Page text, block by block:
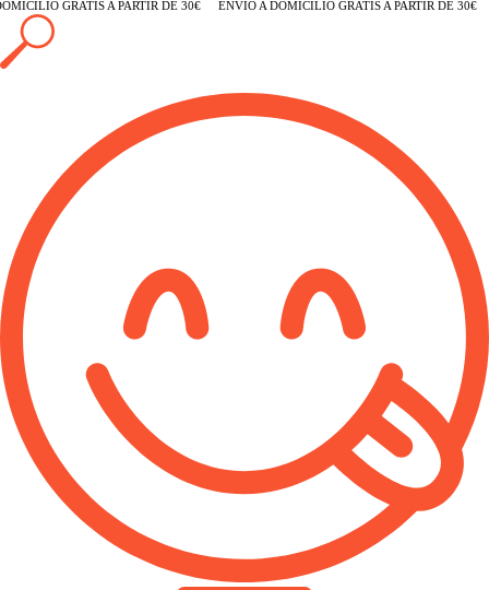
GRATIS A PARTIR DE 30€ ENVÍO A DOMICILIO GRATIS A PARTIR DE 30€